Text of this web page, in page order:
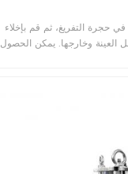
في حجرة التفريغ، ثم قم بإخلاء
العينة وخارجها. يمكن الحصول